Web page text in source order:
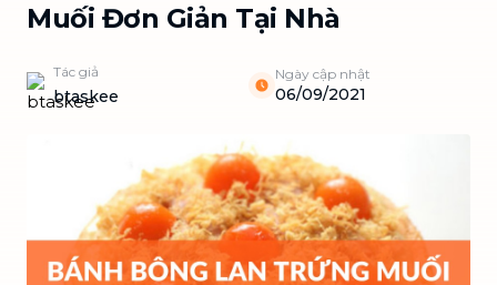
Muối Đơn Giản Tại Nhà
Tác giả
btaskee
Ngày cập nhật
06/09/2021